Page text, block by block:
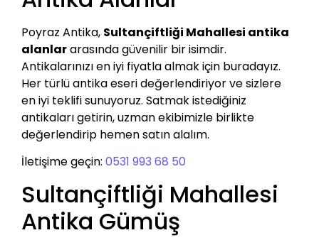
Poyraz Antika, Sultançiftliği Mahallesi antika
alanlararasında güvenilir bir isimdir.
Antikalarınızı en iyi fiyatla almak için buradayız.
Her türlü antika eseri değerlendiriyor ve sizlere
en iyi teklifi sunuyoruz. Satmak istediğiniz
antikaları getirin, uzman ekibimizle birlikte
değerlendirip hemen satın alalım.
İletişime geçin: 0531 993 68 50
Sultançiftliği Mahallesi
Antika Gümüş